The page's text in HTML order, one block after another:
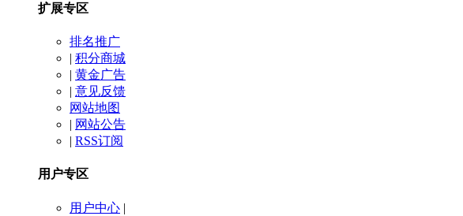
扩展专区
排名推广
| 积分商城
| 黄金广告
| 意见反馈
网站地图
| 网站公告
| RSS订阅
用户专区
用户中心 |